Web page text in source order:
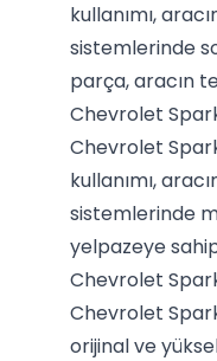
kullanımı,
sistemlerinde
parça, aracın
Chevrolet
Chevrolet
kullanımı,
sistemlerinde
yelpazeye
Chevrolet
Chevrolet
orijinal ve